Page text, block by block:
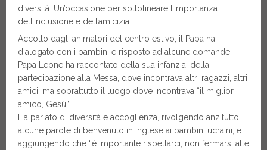
diversità. Un’occasione per sottolineare l’importanza
dell’inclusione e dell’amicizia.
Accolto dagli animatori del centro estivo, il Papa ha
dialogato con i bambini e risposto ad alcune domande.
Papa Leone ha raccontato della sua infanzia, della
partecipazione alla Messa, dove incontrava altri ragazzi, altri
amici, ma soprattutto il luogo dove incontrava “il miglior
amico, Gesù”.
Ha parlato di diversità e accoglienza, rivolgendo anzitutto
alcune parole di benvenuto in inglese ai bambini ucraini, e
aggiungendo che “è importante rispettarci, non fermarsi alle